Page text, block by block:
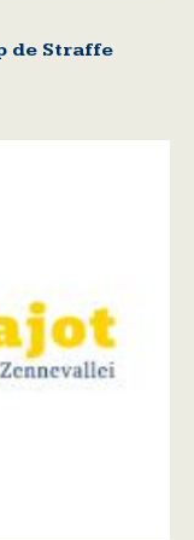
de Straffe